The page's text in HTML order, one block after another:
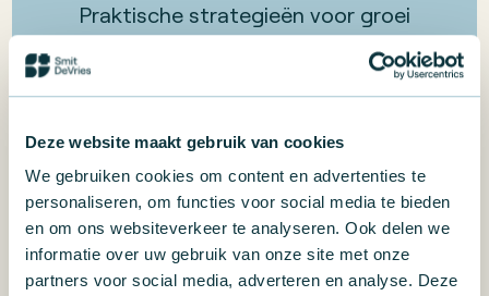
Deze website maakt gebruik van cookies
We gebruiken cookies om content en advertenties te
personaliseren, om functies voor social media te bieden
en om ons websiteverkeer te analyseren. Ook delen we
informatie over uw gebruik van onze site met onze
partners voor social media, adverteren en analyse. Deze
Praktische strategieën voor groei
Inzichten in business performance